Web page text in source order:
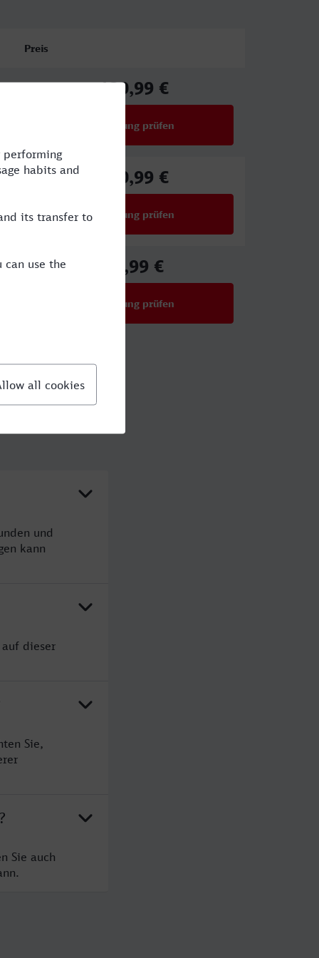
Preis
130,99 €
Verbindung prüfen
130,99 €
Verbindung prüfen
53,99 €
Verbindung prüfen
und
kann
dieser
Sie,
Sie auch